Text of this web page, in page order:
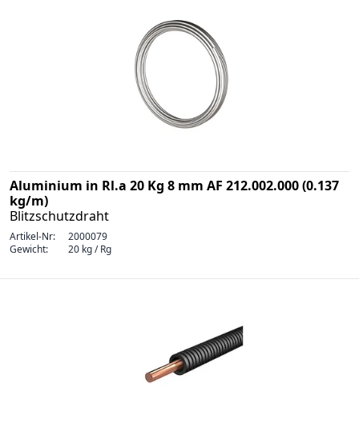
Aluminium in Rl.a 20 Kg 8 mm AF 212.002.000 (0.137
kg/m)
Blitzschutzdraht
Artikel-Nr:
2000079
Gewicht:
20 kg / Rg